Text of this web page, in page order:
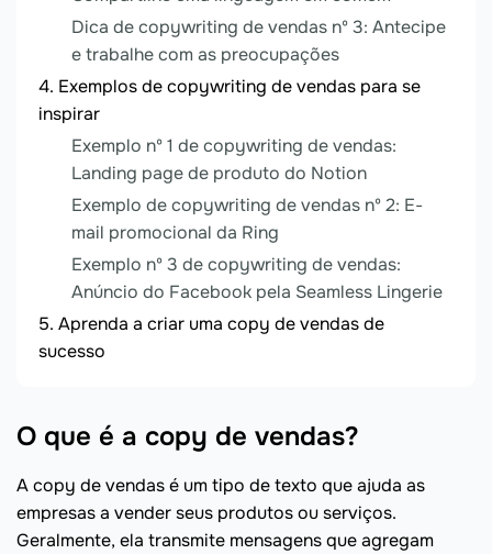
Dica de copywriting de vendas nº 3: Antecipe
e trabalhe com as preocupações
Exemplos de copywriting de vendas para se
inspirar
Exemplo nº 1 de copywriting de vendas:
Landing page de produto do Notion
Exemplo de copywriting de vendas nº 2: E-
mail promocional da Ring
Exemplo nº 3 de copywriting de vendas:
Anúncio do Facebook pela Seamless Lingerie
Aprenda a criar uma copy de vendas de
sucesso
O que é a copy de vendas?
A copy de vendas é um tipo de texto que ajuda as
empresas a vender seus produtos ou serviços.
Geralmente, ela transmite mensagens que agregam